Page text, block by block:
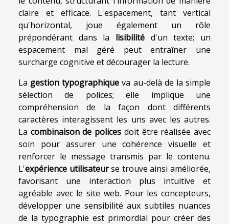
claire et efficace. L'espacement, tant vertical
qu'horizontal, joue également un rôle
prépondérant dans la lisibilité d'un texte; un
espacement mal géré peut entraîner une
surcharge cognitive et décourager la lecture.
La gestion typographique va au-delà de la simple
sélection de polices; elle implique une
compréhension de la façon dont différents
caractères interagissent les uns avec les autres.
La combinaison de polices doit être réalisée avec
soin pour assurer une cohérence visuelle et
renforcer le message transmis par le contenu.
L'expérience utilisateurse trouve ainsi améliorée,
favorisant une interaction plus intuitive et
agréable avec le site web. Pour les concepteurs,
développer une sensibilité aux subtiles nuances
de la typographie est primordial pour créer des